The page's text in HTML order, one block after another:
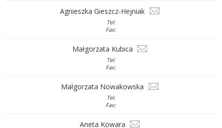
Agnieszka Gieszcz-Hejniak
Tel:
Fax:
Małgorzata Kubica
Tel:
Fax:
Małgorzata Nowakowska
Tel:
Fax:
Aneta Kowara